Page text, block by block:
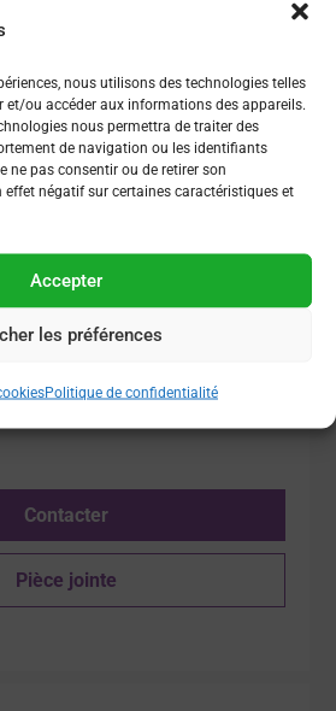
nous utilisons des technologies telles
et/ou accéder aux informations des appareils.
nous permettra de traiter des
de navigation ou les identifiants
ne pas consentir ou de retirer son
négatif sur certaines caractéristiques et
Accepter
les préférences
Politique de confidentialité
– Glycosylation /
/
(UMR CNRS 8612),
avant le 28
paris-
Contacter
Pièce jointe